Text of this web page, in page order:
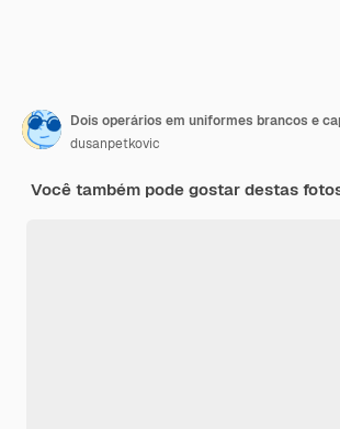
dusanpetkovic
Você também pode gostar destas